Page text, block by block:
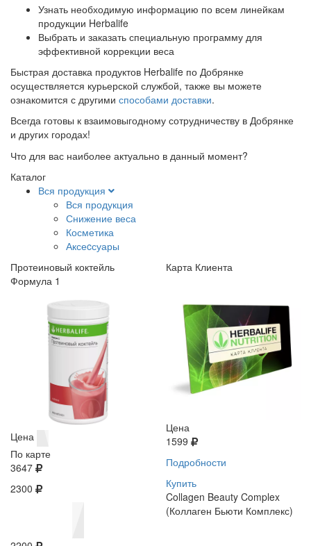
Узнать необходимую информацию по всем линейкам
продукции Herbalife
Выбрать и заказать специальную программу для
эффективной коррекции веса
Быстрая доставка продуктов Herbalife по Добрянке
осуществляется курьерской службой, также вы можете
ознакомится с другими способами доставки.
Всегда готовы к взаимовыгодному сотрудничеству в Добрянке
и других городах!
Что для вас наиболее актуально в данный момент?
Каталог
Вся продукция
Вся продукция
Снижение веса
Косметика
Аксеcсуары
Протеиновый коктейль
Формула 1
Цена
По карте
3647
2300
Карта Клиента
Цена
1599
Подробности
Купить
Collagen Beauty Complex
(Коллаген Бьюти Комплекс)